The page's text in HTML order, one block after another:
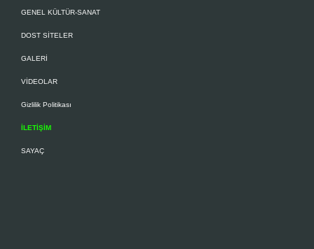
GENEL KÜLTÜR-SANAT
DOST SİTELER
GALERİ
VİDEOLAR
Gizlilik Politikası
İLETİŞİM
SAYAÇ